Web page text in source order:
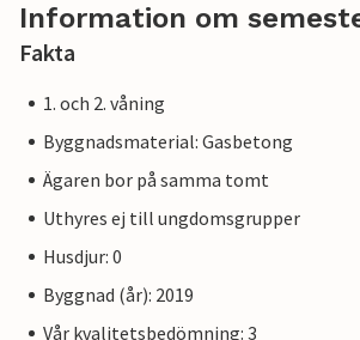
Information om
Fakta
1. och 2. våning
Byggnadsmaterial: Gasbetong
Ägaren bor på samma tomt
Uthyres ej till ungdomsgrupper
Husdjur: 0
Byggnad (år): 2019
Vår kvalitetsbedömning: 3